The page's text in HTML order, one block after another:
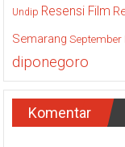
Undip Resensi Film
Semarang September
diponegoro
Komentar